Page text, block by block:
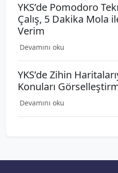
YKS’de Pomodoro
Çalış, 5 Dakika Mola
Verim
Devamını oku
YKS’de Zihin
Konuları
Devamını oku